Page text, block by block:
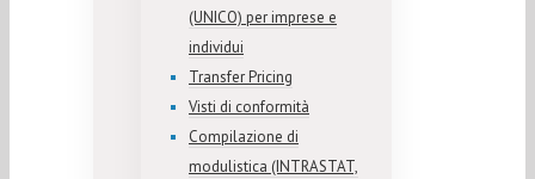
(UNICO) per imprese e
individui
Transfer Pricing
Visti di conformità
Compilazione di
modulistica (INTRASTAT,